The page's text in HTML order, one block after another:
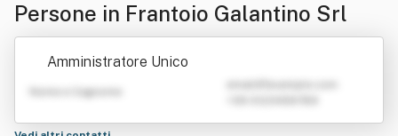
Persone in Frantoio Galantino Srl
Amministratore Unico
Nome e Cognome